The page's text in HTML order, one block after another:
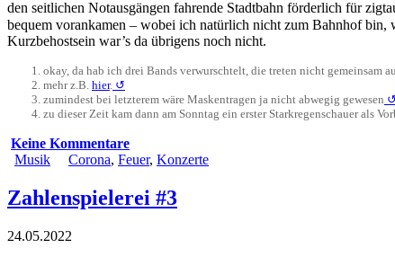
den seitlichen Notausgängen fahrende Stadtbahn förderlich für
bequem vorankamen – wobei ich natürlich nicht zum Bahnhof
Kurzbehostsein war’s da übrigens noch nicht.
okay, da hab ich drei Bands verwurschtelt, die treten nicht gemeinsam
mehr z.B. hier. ↺
zumindest bei letzterem wäre Maskentragen ja nicht abwegig gewesen ↺
zu dieser Zeit kam dann am Sonntag ein erster Starkregenschauer als
Keine Kommentare
Musik
Corona, Feuer, Konzerte
Zahlenspielerei #3
24.05.2022